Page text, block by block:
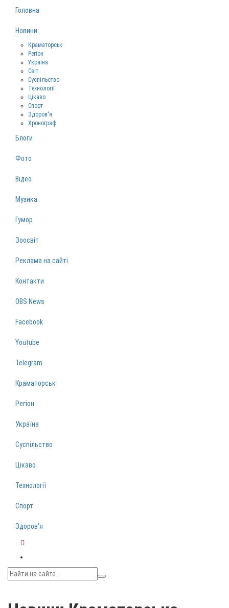
Головна
Новини
Краматорськ
Регіон
Україна
Світ
Суспільство
Технології
Цікаво
Спорт
Здоров‘я
Хронограф
Блоги
Фото
Відео
Музика
Гумор
Зоосвіт
Реклама на сайті
Контакти
OBS News
Facebook
Youtube
Telegram
Краматорськ
Регіон
Україна
Суспільство
Цікаво
Технології
Спорт
Здоров‘я